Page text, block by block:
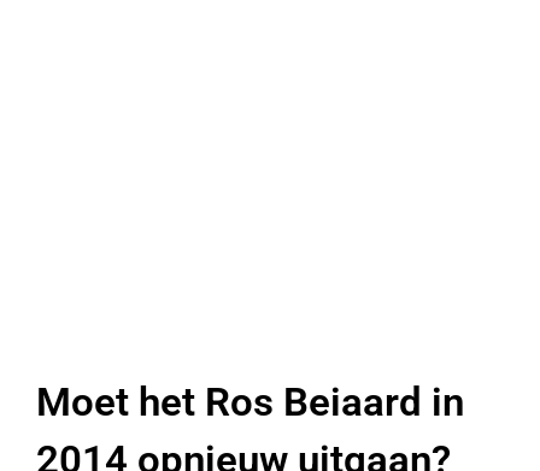
Moet het Ros Beiaard in
2014 opnieuw uitgaan?